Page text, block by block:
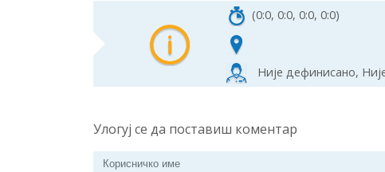
(0:0, 0:0, 0:0, 0:0)
Није дефинисано,
Улогуј се да поставиш коментар